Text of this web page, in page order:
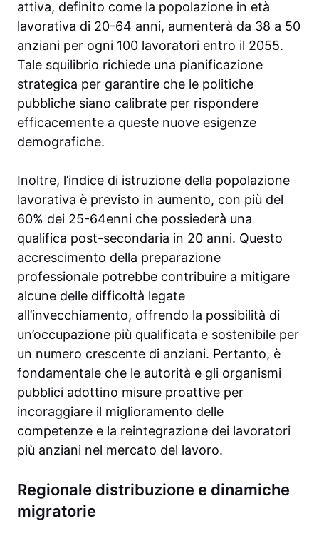
attiva, definito come la popolazione in età
lavorativa di 20-64 anni, aumenterà da 38 a 50
anziani per ogni 100 lavoratori entro il 2055.
Tale squilibrio richiede una pianificazione
strategica per garantire che le politiche
pubbliche siano calibrate per rispondere
efficacemente a queste nuove esigenze
demografiche.
Inoltre, l’indice di istruzione della popolazione
lavorativa è previsto in aumento, con più del
60% dei 25-64enni che possiederà una
qualifica post-secondaria in 20 anni. Questo
accrescimento della preparazione
professionale potrebbe contribuire a mitigare
alcune delle difficoltà legate
all’invecchiamento, offrendo la possibilità di
un’occupazione più qualificata e sostenibile per
un numero crescente di anziani. Pertanto, è
fondamentale che le autorità e gli organismi
pubblici adottino misure proattive per
incoraggiare il miglioramento delle
competenze e la reintegrazione dei lavoratori
più anziani nel mercato del lavoro.
Regionale distribuzione e dinamiche
migratorie